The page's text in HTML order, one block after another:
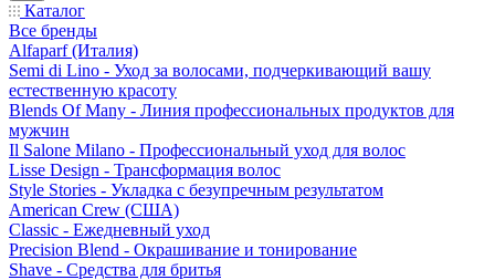
Каталог
Все бренды
Alfaparf (Италия)
Semi di Lino - Уход за волосами, подчеркивающий вашу
естественную красоту
Blends Of Many - Линия профессиональных продуктов для
мужчин
Il Salone Milano - Профессиональный уход для волос
Lisse Design - Трансформация волос
Style Stories - Укладка с безупречным результатом
American Crew (США)
Classic - Ежедневный уход
Precision Blend - Окрашивание и тонирование
Shave - Средства для бритья